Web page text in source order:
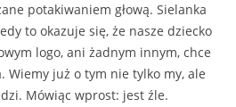
potakiwaniem głową. Sielanka
to okazuje się, że nasze dziecko
logo, ani żadnym innym, chce
Wiemy już o tym nie tylko my, ale
Mówiąc wprost: jest źle.